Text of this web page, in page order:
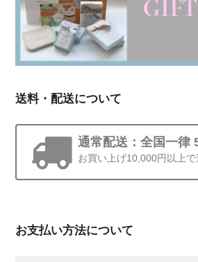
送料・配送について
通常配送：全国一律
お買い上げ10,000円以上
お支払い方法について